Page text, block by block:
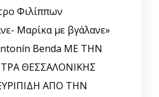
Φιλίππων
Μαρίκα με βγάλανε»
Benda ΜΕ ΤΗΝ
ΘΕΣΣΑΛΟΝΙΚΗΣ
ΑΠΟ ΤΗΝ